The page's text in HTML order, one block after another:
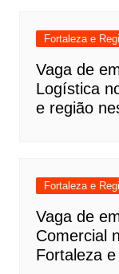
Fortaleza e
Vaga de
Logística
e região
Fortaleza e
Vaga de
Comercial
Fortaleza